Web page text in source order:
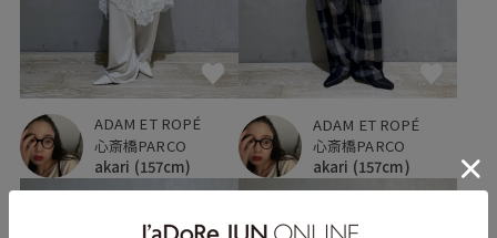
ADAM ET ROPÉ
心斎橋PARCO
akari (157cm)
ADAM ET ROPÉ
心斎橋PARCO
akari (157cm)